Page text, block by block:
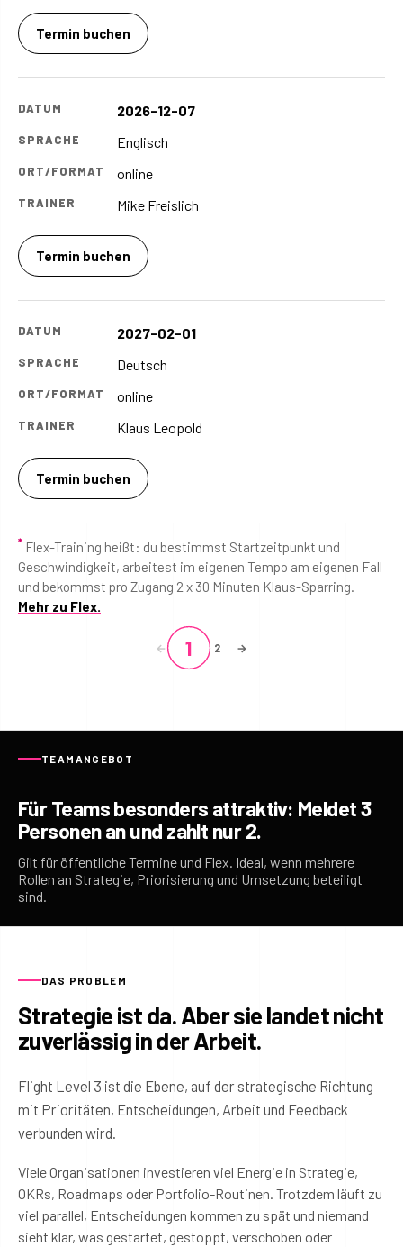
Termin buchen
2026-12-07
Englisch
online
Mike Freislich
Termin buchen
2027-02-01
Deutsch
online
Klaus Leopold
Termin buchen
* Flex-Training heißt: du bestimmst Startzeitpunkt und
Geschwindigkeit, arbeitest im eigenen Tempo am eigenen Fall
und bekommst pro Zugang 2 x 30 Minuten Klaus-Sparring.
Mehr zu Flex.
← 1 2 →
TEAMANGEBOT
Für Teams besonders attraktiv: Meldet 3
Personen an und zahlt nur 2.
Gilt für öffentliche Termine und Flex. Ideal, wenn mehrere
Rollen an Strategie, Priorisierung und Umsetzung beteiligt
sind.
DAS PROBLEM
Strategie ist da. Aber sie landet nicht
zuverlässig in der Arbeit.
Flight Level 3 ist die Ebene, auf der strategische Richtung
mit Prioritäten, Entscheidungen, Arbeit und Feedback
verbunden wird.
Viele Organisationen investieren viel Energie in Strategie,
OKRs, Roadmaps oder Portfolio-Routinen. Trotzdem läuft zu
viel parallel, Entscheidungen kommen zu spät und niemand
sieht klar, was gestartet, gestoppt, verschoben oder